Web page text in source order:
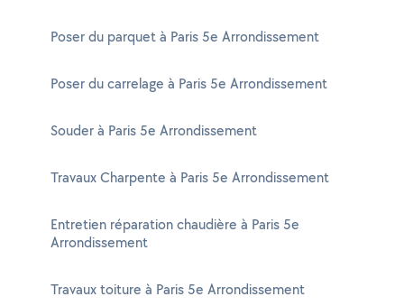
Poser du parquet à Paris 5e Arrondissement
Poser du carrelage à Paris 5e Arrondissement
Souder à Paris 5e Arrondissement
Travaux Charpente à Paris 5e Arrondissement
Entretien réparation chaudière à Paris 5e
Arrondissement
Travaux toiture à Paris 5e Arrondissement